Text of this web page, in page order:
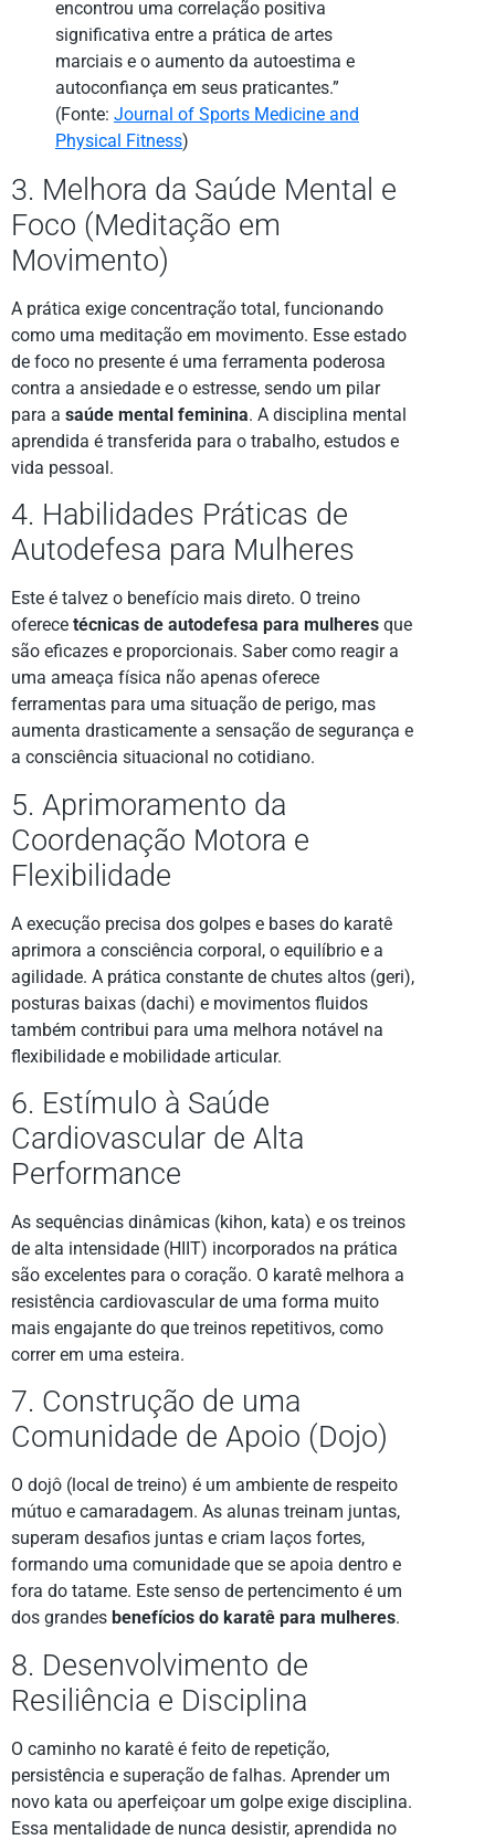
encontrou uma correlação positiva
significativa entre a prática de artes
marciais e o aumento da autoestima e
autoconfiança em seus praticantes.”
(Fonte: Journal of Sports Medicine and
Physical Fitness)
3. Melhora da Saúde Mental e
Foco (Meditação em
Movimento)
A prática exige concentração total, funcionando
como uma meditação em movimento. Esse estado
de foco no presente é uma ferramenta poderosa
contra a ansiedade e o estresse, sendo um pilar
para a saúde mental feminina. A disciplina mental
aprendida é transferida para o trabalho, estudos e
vida pessoal.
4. Habilidades Práticas de
Autodefesa para Mulheres
Este é talvez o benefício mais direto. O treino
oferece técnicas de autodefesa para mulheres que
são eficazes e proporcionais. Saber como reagir a
uma ameaça física não apenas oferece
ferramentas para uma situação de perigo, mas
aumenta drasticamente a sensação de segurança e
a consciência situacional no cotidiano.
5. Aprimoramento da
Coordenação Motora e
Flexibilidade
A execução precisa dos golpes e bases do karatê
aprimora a consciência corporal, o equilíbrio e a
agilidade. A prática constante de chutes altos (geri),
posturas baixas (dachi) e movimentos fluidos
também contribui para uma melhora notável na
flexibilidade e mobilidade articular.
6. Estímulo à Saúde
Cardiovascular de Alta
Performance
As sequências dinâmicas (kihon, kata) e os treinos
de alta intensidade (HIIT) incorporados na prática
são excelentes para o coração. O karatê melhora a
resistência cardiovascular de uma forma muito
mais engajante do que treinos repetitivos, como
correr em uma esteira.
7. Construção de uma
Comunidade de Apoio (Dojo)
O dojô (local de treino) é um ambiente de respeito
mútuo e camaradagem. As alunas treinam juntas,
superam desafios juntas e criam laços fortes,
formando uma comunidade que se apoia dentro e
fora do tatame. Este senso de pertencimento é um
dos grandes benefícios do karatê para mulheres.
8. Desenvolvimento de
Resiliência e Disciplina
O caminho no karatê é feito de repetição,
persistência e superação de falhas. Aprender um
novo kata ou aperfeiçoar um golpe exige disciplina.
Essa mentalidade de nunca desistir, aprendida no